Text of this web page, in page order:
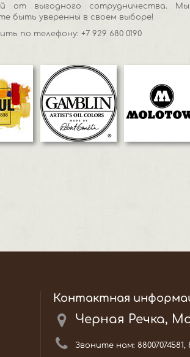
от выгодного сотрудничества.
быть уверенны в своем выборе!
по телефону: +7 929 680 0190
Контактная
Черная Речка,
Звоните нам: 88007074581,